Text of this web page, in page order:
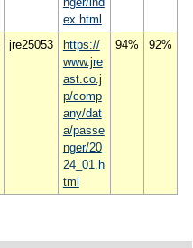
ex.html
jre25053
https://
www.jre
ast.co.j
p/comp
any/dat
a/passe
nger/20
24_01.h
tml
94% 92%